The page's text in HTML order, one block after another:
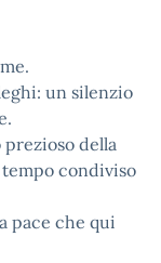
un silenzio
della
tempo condiviso
pace che qui